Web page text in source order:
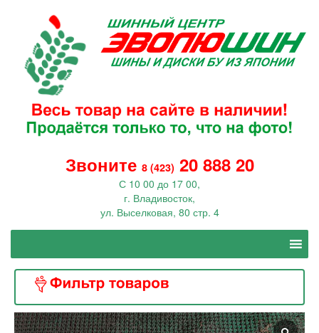
Звоните 8 (423) 20 888 20
С 10 00 до 17 00,
г. Владивосток,
ул. Выселковая, 80 стр. 4